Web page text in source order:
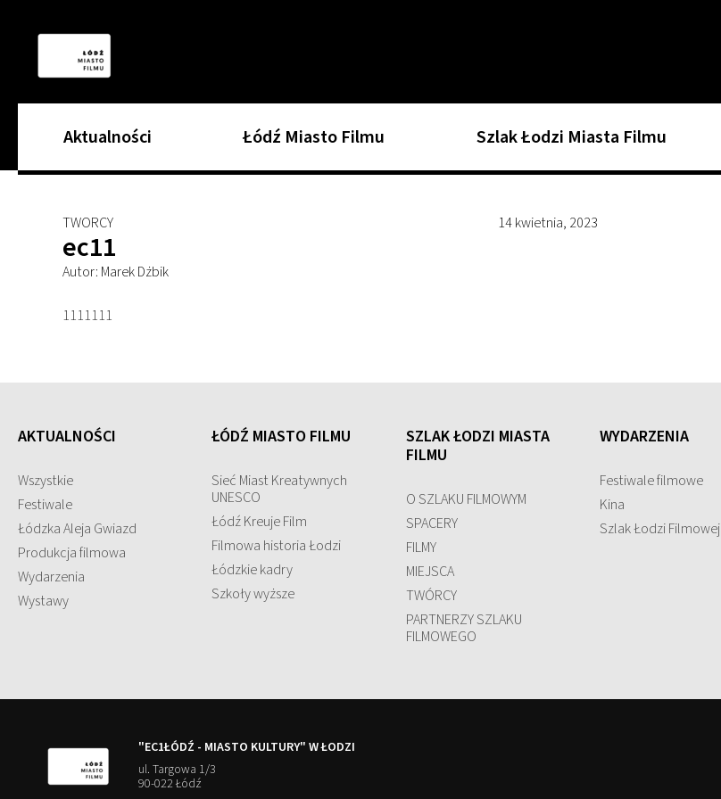
Aktualności Łódź Miasto Filmu Szlak Łodzi Miasta Filmu
TWORCY 14 kwietnia, 2023
ec11
Autor: Marek Dżbik
1111111
AKTUALNOŚCI
Wszystkie
Festiwale
Łódzka Aleja Gwiazd
Produkcja filmowa
Wydarzenia
Wystawy
ŁÓDŹ MIASTO FILMU
Sieć Miast Kreatywnych
UNESCO
Łódź Kreuje Film
Filmowa historia Łodzi
Łódzkie kadry
Szkoły wyższe
SZLAK ŁODZI MIASTA
FILMU
O SZLAKU FILMOWYM
SPACERY
FILMY
MIEJSCA
TWÓRCY
PARTNERZY SZLAKU
FILMOWEGO
WYDARZENIA
Festiwale filmowe
Kina
Szlak Łodzi Filmowej
"EC1ŁÓDŹ - MIASTO KULTURY" W ŁODZI
ul. Targowa 1/3
90-022 Łódź